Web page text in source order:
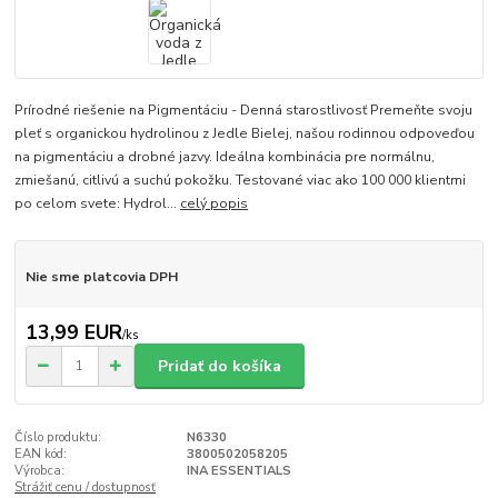
Prírodné riešenie na Pigmentáciu - Denná starostlivosť Premeňte svoju
pleť s organickou hydrolinou z Jedle Bielej, našou rodinnou odpoveďou
na pigmentáciu a drobné jazvy. Ideálna kombinácia pre normálnu,
zmiešanú, citlivú a suchú pokožku. Testované viac ako 100 000 klientmi
po celom svete: Hydrol... celý popis
Nie sme platcovia DPH
13,99 EUR/ks
Pridať do košíka
Číslo produktu:
N6330
EAN kód:
3800502058205
Výrobca:
INA ESSENTIALS
Strážiť cenu / dostupnosť